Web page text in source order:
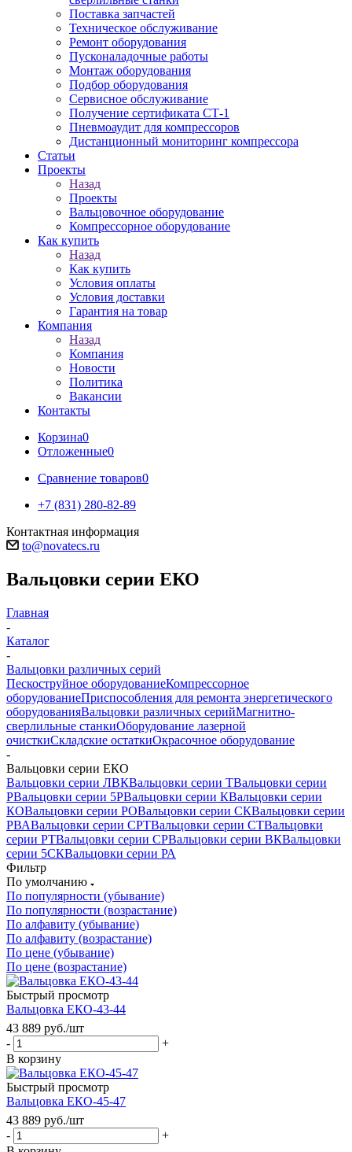
Поставка запчастей
Техническое обслуживание
Ремонт оборудования
Пусконаладочные работы
Монтаж оборудования
Подбор оборудования
Сервисное обслуживание
Получение сертификата СТ-1
Пневмоаудит для компрессоров
Дистанционный мониторинг компрессора
Статьи
Проекты
Назад
Проекты
Вальцовочное оборудование
Компрессорное оборудование
Как купить
Назад
Как купить
Условия оплаты
Условия доставки
Гарантия на товар
Компания
Назад
Компания
Новости
Политика
Вакансии
Контакты
Корзина0
Отложенные0
Сравнение товаров0
+7 (831) 280-82-89
Контактная информация
to@novatecs.ru
Вальцовки серии ЕКО
Главная
-
Каталог
-
Вальцовки различных серий
Пескоструйное оборудованиеКомпрессорное
оборудованиеПриспособления для ремонта энергетического
оборудованияВальцовки различных серийМагнитно-
сверлильные станкиОборудование лазерной
очисткиСкладские остаткиОкрасочное оборудование
-
Вальцовки серии ЕКО
Вальцовки серии ЛВКВальцовки серии ТВальцовки серии
РВальцовки серии 5РВальцовки серии КВальцовки серии
КОВальцовки серии РОВальцовки серии СКВальцовки серии
РВАВальцовки серии СРТВальцовки серии СТВальцовки
серии РТВальцовки серии СРВальцовки серии ВКВальцовки
серии 5СКВальцовки серии РА
Фильтр
По умолчанию
По популярности (убывание)
По популярности (возрастание)
По алфавиту (убывание)
По алфавиту (возрастание)
По цене (убывание)
По цене (возрастание)
Быстрый просмотр
Вальцовка ЕКО-43-44
43 889 руб./шт
-
+
В корзину
Быстрый просмотр
Вальцовка ЕКО-45-47
43 889 руб./шт
-
+